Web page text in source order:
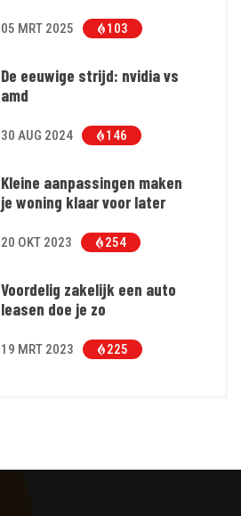
05 MRT 2025 103
De eeuwige strijd: nvidia vs
amd
30 AUG 2024 146
Kleine aanpassingen maken
je woning klaar voor later
20 OKT 2023 254
Voordelig zakelijk een auto
leasen doe je zo
19 MRT 2023 225